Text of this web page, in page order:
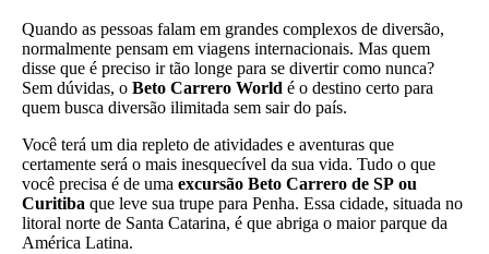
Quando as pessoas falam em grandes complexos de diversão,
normalmente pensam em viagens internacionais. Mas quem
disse que é preciso ir tão longe para se divertir como nunca?
Sem dúvidas, o Beto Carrero World é o destino certo para
quem busca diversão ilimitada sem sair do país.
Você terá um dia repleto de atividades e aventuras que
certamente será o mais inesquecível da sua vida. Tudo o que
você precisa é de uma excursão Beto Carrero de SP ou
Curitiba que leve sua trupe para Penha. Essa cidade, situada no
litoral norte de Santa Catarina, é que abriga o maior parque da
América Latina.